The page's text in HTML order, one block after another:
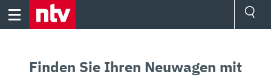
Skip
Finden Sie Ihren Neuwagen mit